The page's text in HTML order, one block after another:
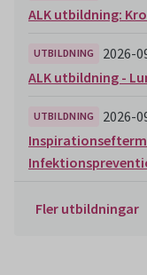
ALK utbildning:
UTBILDNING
2026-
ALK utbildning -
UTBILDNING
2026-
Fler utbildningar